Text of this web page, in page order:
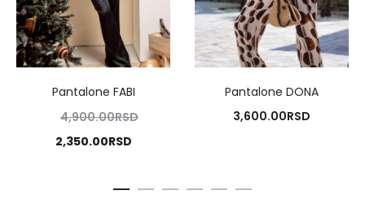
Pantalone FABI
4,900.00RSDOriginalna
bila:
2,350.00RSDTrenutna
je:
Pantalone DONA
3,600.00RSD